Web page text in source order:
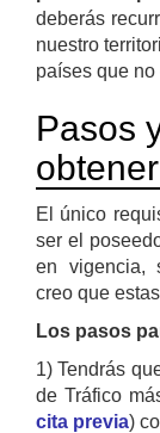
deberás
nuestro
países que
Pasos
El único
ser el
en vigencia,
creo que
Los pasos
1) Tendrás
de Tráfico
cita previa)